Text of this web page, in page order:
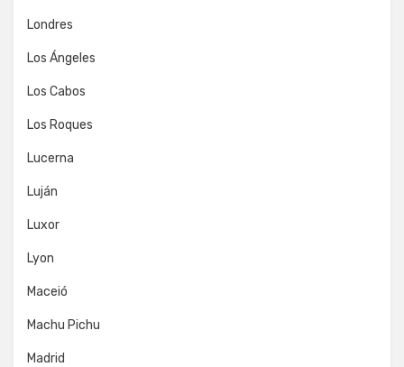
Londres
Los Ángeles
Los Cabos
Los Roques
Lucerna
Luján
Luxor
Lyon
Maceió
Machu Pichu
Madrid